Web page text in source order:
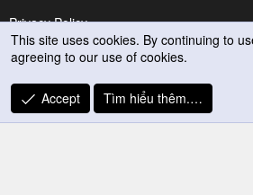
Privacy Policy
Trợ giúp
R
S
This site uses cookies. By continuing to
agreeing to our use of cookies.
Accept Tìm hiểu thêm.…